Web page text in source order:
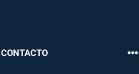
CONTACTO